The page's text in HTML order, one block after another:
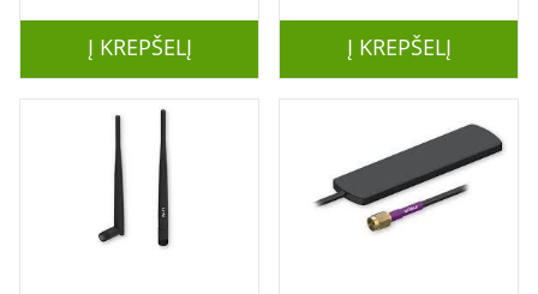
Į KREPŠELĮ Į KREPŠELĮ